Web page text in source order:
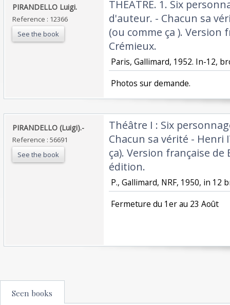
‎PIRANDELLO Luigi.‎
Reference : 12366
See the book
‎THEÂTRE. 1. Six
d'auteur. - Chacun sa
(ou comme ça ). Version
Crémieux.‎
Paris, Gallimard, 1952. In-12,
‎ Photos sur demande.‎
‎PIRANDELLO (Luigi).-‎
Reference : 56691
See the book
‎Théâtre I : Six
Chacun sa vérité - Henri
ça). Version française
édition.‎
P., Gallimard, NRF, 1950, in 12
‎ Fermeture du 1er au 23 Août‎
Seen books